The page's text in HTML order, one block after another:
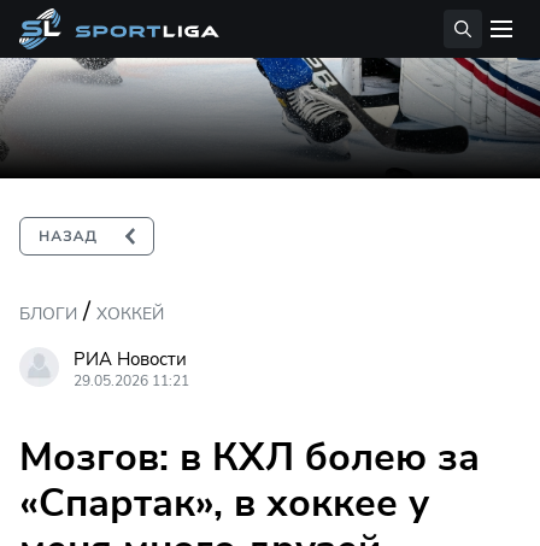
БЛОГИ / ХОККЕЙ
РИА Новости
29.05.2026 11:21
Мозгов: в КХЛ болею за
«Спартак», в хоккее у